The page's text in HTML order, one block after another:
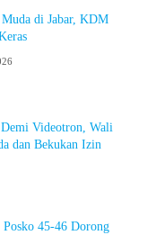
di Jabar, KDM
Demi Videotron, Wali
dan Bekukan Izin
45-46 Dorong